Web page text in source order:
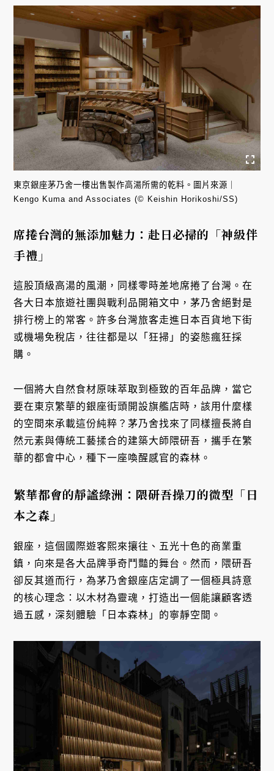
東京銀座茅乃舍一樓出售製作高湯所需的乾料。圖片來源｜
Kengo Kuma and Associates (© Keishin Horikoshi/SS)
席捲台灣的無添加魅力：赴日必掃的「神級伴
手禮」
這股頂級高湯的風潮，同樣零時差地席捲了台灣。在
各大日本旅遊社團與戰利品開箱文中，茅乃舍絕對是
排行榜上的常客。許多台灣旅客走進日本百貨地下街
或機場免稅店，往往都是以「狂掃」的姿態瘋狂採
購。
一個將大自然食材原味萃取到極致的百年品牌，當它
要在東京繁華的銀座街頭開設旗艦店時，該用什麼樣
的空間來承載這份純粹？茅乃舍找來了同樣擅長將自
然元素與傳統工藝揉合的建築大師隈研吾，攜手在繁
華的都會中心，種下一座喚醒感官的森林。
繁華都會的靜謐綠洲：隈研吾操刀的微型「日
本之森」
銀座，這個國際遊客熙來攘往、五光十色的商業重
鎮，向來是各大品牌爭奇鬥豔的舞台。然而，隈研吾
卻反其道而行，為茅乃舍銀座店定調了一個極具詩意
的核心理念：以木材為靈魂，打造出一個能讓顧客透
過五感，深刻體驗「日本森林」的寧靜空間。